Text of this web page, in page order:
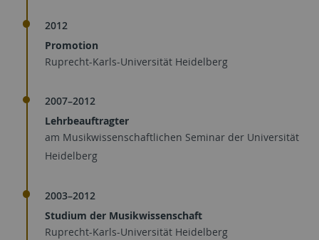
2012
Promotion
Ruprecht-Karls-Universität Heidelberg
2007–2012
Lehrbeauftragter
am Musikwissenschaftlichen Seminar der Universität
Heidelberg
2003–2012
Studium der Musikwissenschaft
Ruprecht-Karls-Universität Heidelberg